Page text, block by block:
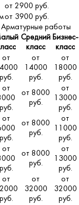
от 2900 руб.
от 3900 руб.
Арматурные работы
Средний
класс
Бизнес-
класс
от
руб.
от
14000
руб.
от
18000
руб.
от
руб.
от 8000
руб.
от
13000
руб.
от
руб.
от 8000
руб.
от
11000
руб.
от
руб.
от 8000
руб.
от
13000
руб.
от
руб.
от
32000
руб.
от
32000
руб.